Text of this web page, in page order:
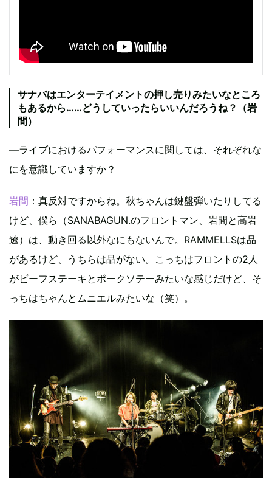
サナバはエンターテイメントの押し売りみたいなところ
もあるから……どうしていったらいいんだろうね？（岩
間）
—ライブにおけるパフォーマンスに関しては、それぞれな
にを意識していますか？
岩間 ：真反対ですからね。秋ちゃんは鍵盤弾いたりしてる
けど、僕ら（SANABAGUN.のフロントマン、岩間と高岩
遼）は、動き回る以外なにもないんで。RAMMELLSは品
があるけど、うちらは品がない。こっちはフロントの2人
がビーフステーキとポークソテーみたいな感じだけど、そ
っちはちゃんとムニエルみたいな（笑）。